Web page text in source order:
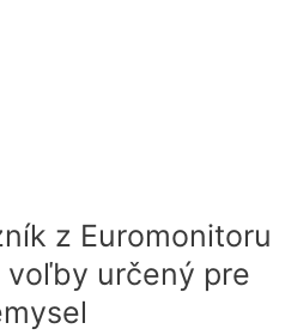
z Euromonitoru
určený pre